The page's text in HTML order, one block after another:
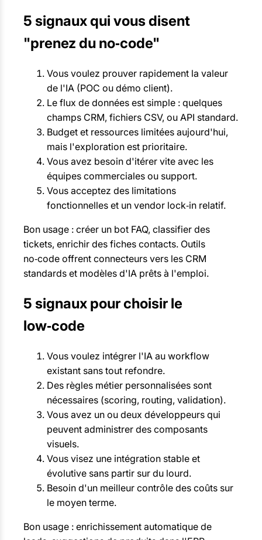
5 signaux qui vous disent
"prenez du no‑code"
Vous voulez prouver rapidement la valeur
de l'IA (POC ou démo client).
Le flux de données est simple : quelques
champs CRM, fichiers CSV, ou API standard.
Budget et ressources limitées aujourd'hui,
mais l'exploration est prioritaire.
Vous avez besoin d'itérer vite avec les
équipes commerciales ou support.
Vous acceptez des limitations
fonctionnelles et un vendor lock‑in relatif.
Bon usage : créer un bot FAQ, classifier des
tickets, enrichir des fiches contacts. Outils
no‑code offrent connecteurs vers les CRM
standards et modèles d'IA prêts à l'emploi.
5 signaux pour choisir le
low‑code
Vous voulez intégrer l'IA au workflow
existant sans tout refondre.
Des règles métier personnalisées sont
nécessaires (scoring, routing, validation).
Vous avez un ou deux développeurs qui
peuvent administrer des composants
visuels.
Vous visez une intégration stable et
évolutive sans partir sur du lourd.
Besoin d'un meilleur contrôle des coûts sur
le moyen terme.
Bon usage : enrichissement automatique de